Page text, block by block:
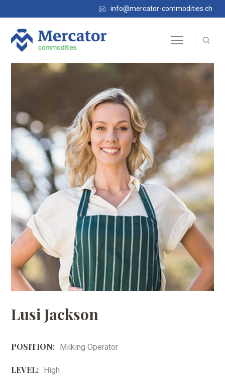
info@mercator-commodities.ch
Lusi Jackson
POSITION: Milking Operator
LEVEL: High